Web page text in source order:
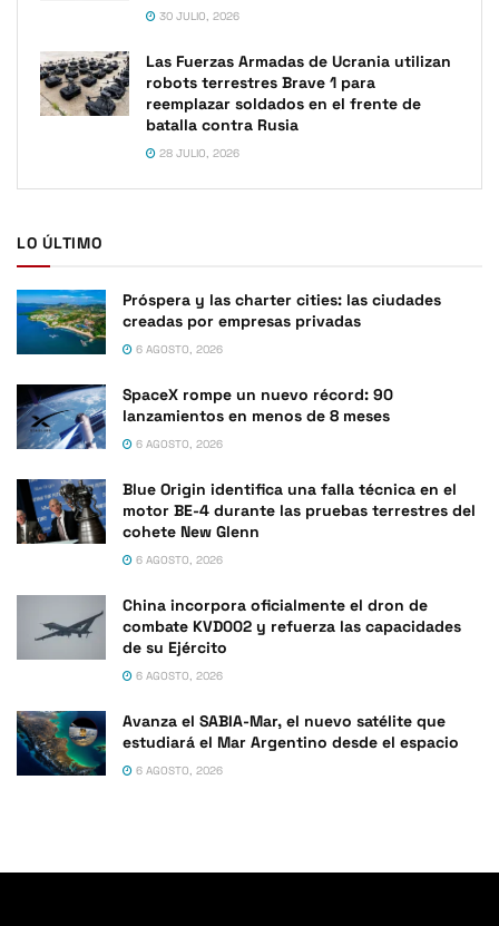
30 JULIO, 2026
Las Fuerzas Armadas de Ucrania utilizan
robots terrestres Brave 1 para
reemplazar soldados en el frente de
batalla contra Rusia
28 JULIO, 2026
LO ÚLTIMO
Próspera y las charter cities: las ciudades
creadas por empresas privadas
6 AGOSTO, 2026
SpaceX rompe un nuevo récord: 90
lanzamientos en menos de 8 meses
6 AGOSTO, 2026
Blue Origin identifica una falla técnica en el
motor BE-4 durante las pruebas terrestres del
cohete New Glenn
6 AGOSTO, 2026
China incorpora oficialmente el dron de
combate KVD002 y refuerza las capacidades
de su Ejército
6 AGOSTO, 2026
Avanza el SABIA-Mar, el nuevo satélite que
estudiará el Mar Argentino desde el espacio
6 AGOSTO, 2026